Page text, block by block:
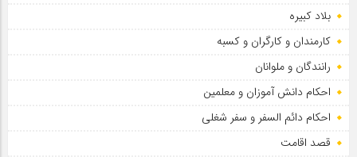
بلاد کبیره
کارمندان و کارگران و کسبه
رانندگان و ملوانان
احکام دانش آموزان و معلمین
احکام دائم السفر و سفر شغلی
قصد اقامت